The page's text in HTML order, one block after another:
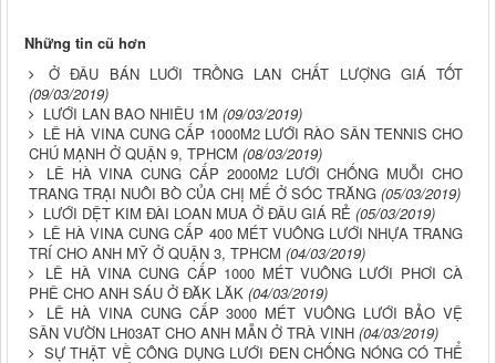
Những tin cũ hơn
Ở ĐÂU BÁN LUỚI TRỒNG LAN CHẤT LƯỢNG GIÁ TỐT
(09/03/2019)
LƯỚI LAN BAO NHIÊU 1M (09/03/2019)
LÊ HÀ VINA CUNG CẤP 1000M2 LƯỚI RÀO SÂN TENNIS CHO
CHÚ MẠNH Ở QUẬN 9, TPHCM (08/03/2019)
LÊ HÀ VINA CUNG CẤP 2000M2 LƯỚI CHỐNG MUỖI CHO
TRANG TRẠI NUÔI BÒ CỦA CHỊ MẾ Ở SÓC TRĂNG (05/03/2019)
LƯỚI DỆT KIM ĐÀI LOAN MUA Ở ĐÂU GIÁ RẺ (05/03/2019)
LÊ HÀ VINA CUNG CẤP 400 MÉT VUÔNG LƯỚI NHỰA TRANG
TRÍ CHO ANH MỸ Ở QUẬN 3, TPHCM (04/03/2019)
LÊ HÀ VINA CUNG CẤP 1000 MÉT VUÔNG LƯỚI PHƠI CÀ
PHÊ CHO ANH SÁU Ở ĐĂK LĂK (04/03/2019)
LÊ HÀ VINA CUNG CẤP 3000 MÉT VUÔNG LƯỚI BẢO VỆ
SÂN VƯỜN LH03AT CHO ANH MẪN Ở TRÀ VINH (04/03/2019)
SỰ THẬT VỀ CÔNG DỤNG LƯỚI ĐEN CHỐNG NÓNG CÓ THỂ